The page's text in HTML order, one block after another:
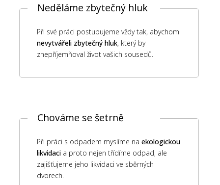
Neděláme zbytečný hluk
Při své práci postupujeme vždy tak, abychom
nevytvářeli zbytečný hluk, který by
znepříjemňoval život vašich sousedů.
Chováme se šetrně
Při práci s odpadem myslíme na ekologickou
likvidacia proto nejen třídíme odpad, ale
zajišťujeme jeho likvidaci ve sběrných
dvorech.